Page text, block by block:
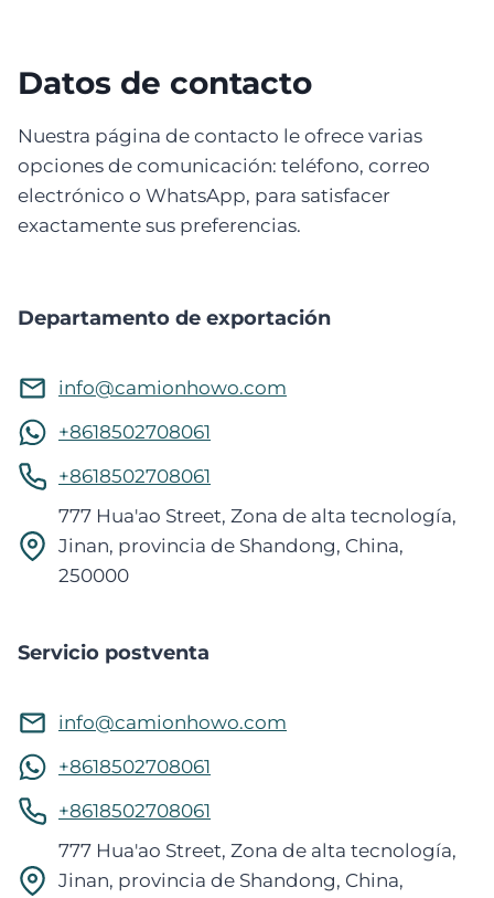
Datos de contacto
Nuestra página de contacto le ofrece varias
opciones de comunicación: teléfono, correo
electrónico o WhatsApp, para satisfacer
exactamente sus preferencias.
Departamento de exportación
info@camionhowo.com
+8618502708061
+8618502708061
777 Hua'ao Street, Zona de alta tecnología,
Jinan, provincia de Shandong, China,
250000
Servicio postventa
info@camionhowo.com
+8618502708061
+8618502708061
777 Hua'ao Street, Zona de alta tecnología,
Jinan, provincia de Shandong, China,